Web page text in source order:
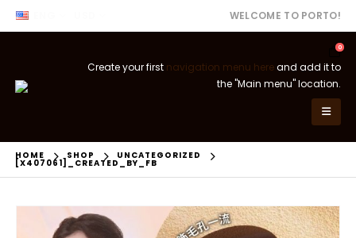
WELCOME TO PORTO!
0
Create your first navigation menu hereand add it to
the "Main menu" location.
HOME SHOP UNCATEGORIZED
[X407061]_CREATED_BY_FB